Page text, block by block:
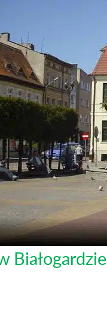
Białogardzie